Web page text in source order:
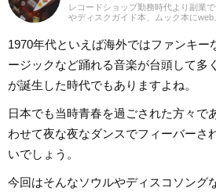
レコードショップ勤務時代より副業
やディスクガイド本、ムック本に
35年以上「好きなものが好き」をモ
常に心がけています。バンド活動歴
ストという立ち位置でした。演奏経
ピアノ。40代半ばから英語の勉強を
1970年代といえば海外ではファンキー
ージックなど踊れる音楽が台頭して多
が誕生した時代でもありますよね。
日本でも当時青春を過ごされた方々で
わせて夜な夜なダンスでフィーバーさ
いでしょう。
今回はそんなソウルやディスコソング